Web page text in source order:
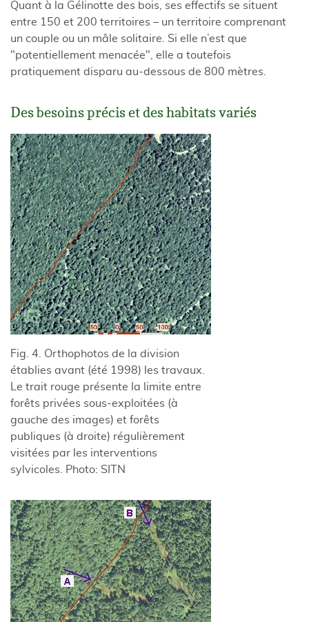
Quant à la Gélinotte des bois, ses effectifs se situent
entre 150 et 200 territoires – un territoire comprenant
un couple ou un mâle solitaire. Si elle n’est que
"potentiellement menacée", elle a toutefois
pratiquement disparu au-dessous de 800 mètres.
Des besoins précis et des habitats variés
Fig. 4. Orthophotos de la division
établies avant (été 1998) les travaux.
Le trait rouge présente la limite entre
forêts privées sous-exploitées (à
gauche des images) et forêts
publiques (à droite) régulièrement
visitées par les interventions
sylvicoles. Photo: SITN